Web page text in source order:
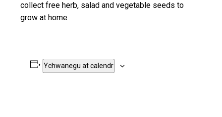
collect free herb, salad and vegetable seeds to
grow at home
Ychwanegu at calendr